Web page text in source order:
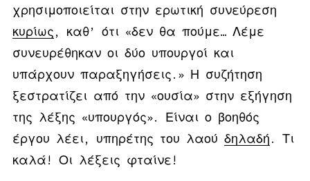
χρησιμοποιείται στην ερωτική συνεύρεση
κυρίως , καθ’ ότι «δεν θα πούμε… Λέμε
συνευρέθηκαν οι δύο υπουργοί και
υπάρχουν παραξηγήσεις.» Η συζήτηση
ξεστρατίζει από την «ουσία» στην εξήγηση
της λέξης «υπουργός». Είναι ο βοηθός
έργου λέει, υπηρέτης του λαού δηλαδή . Τι
καλά! Οι λέξεις φταίνε!